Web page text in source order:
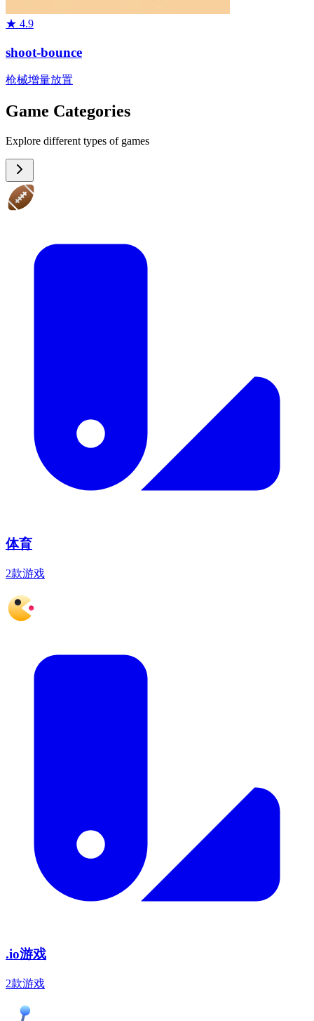
★ 4.9
shoot-bounce
枪械增量放置
Game Categories
Explore different types of games
体育
2款游戏
.io游戏
2款游戏